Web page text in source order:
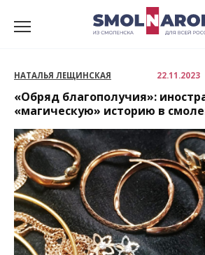
НАТАЛЬЯ ЛЕЩИНСКАЯ 22.11.2023
«Обряд благополучия»:
«магическую» историю в